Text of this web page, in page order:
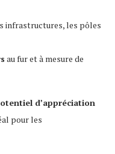
infrastructures, les pôles
au fur et à mesure de
d’appréciation
pour les